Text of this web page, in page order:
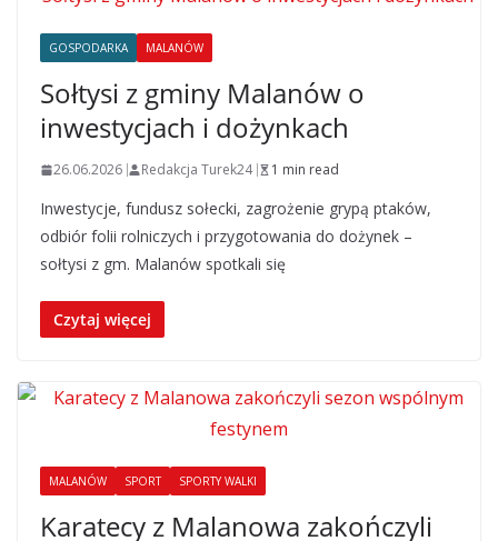
GOSPODARKA MALANÓW
Sołtysi z gminy Malanów o
inwestycjach i dożynkach
26.06.2026 Redakcja Turek24 1 min read
Inwestycje, fundusz sołecki, zagrożenie grypą ptaków,
odbiór folii rolniczych i przygotowania do dożynek –
sołtysi z gm. Malanów spotkali się
Czytaj więcej
MALANÓW SPORT SPORTY WALKI
Karatecy z Malanowa zakończyli